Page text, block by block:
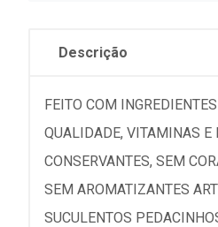
Descrição
FEITO COM
QUALIDADE, VITAMINAS E
CONSERVANTES, SEM
SEM AROMATIZANTES
SUCULENTOS